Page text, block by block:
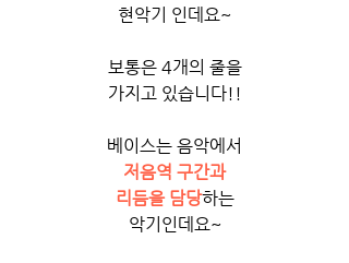
현악기 인데요~
보통은 4개의 줄을
가지고 있습니다!!
베이스는 음악에서
저음역 구간과
리듬을 담당하는
악기인데요~